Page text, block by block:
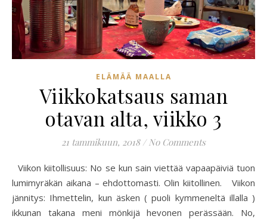
ELÄMÄÄ MAALLA
Viikkokatsaus saman
otavan alta, viikko 3
21 tammikuun, 2018 / No Comments
Viikon kiitollisuus: No se kun sain viettää vapaapäiviä tuon
lumimyräkän aikana – ehdottomasti. Olin kiitollinen. Viikon
jännitys: Ihmettelin, kun äsken ( puoli kymmeneltä illalla )
ikkunan takana meni mönkijä hevonen perässään. No,